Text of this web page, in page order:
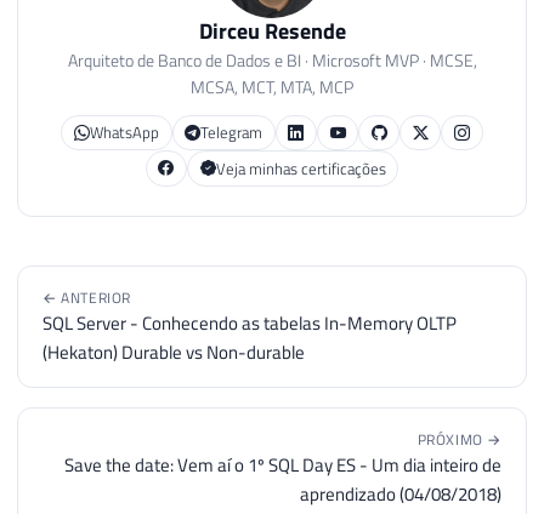
Dirceu Resende
Arquiteto de Banco de Dados e BI · Microsoft MVP · MCSE,
MCSA, MCT, MTA, MCP
WhatsApp
Telegram
Veja minhas certificações
← ANTERIOR
SQL Server - Conhecendo as tabelas In-Memory OLTP
(Hekaton) Durable vs Non-durable
PRÓXIMO →
Save the date: Vem aí o 1º SQL Day ES - Um dia inteiro de
aprendizado (04/08/2018)